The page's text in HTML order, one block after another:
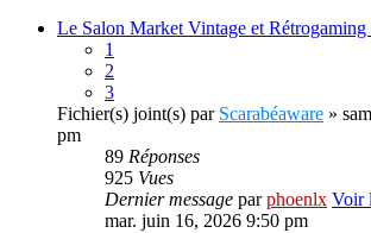
Le Salon Market Vintage et
1
2
3
Fichier(s) joint(s) par Scarabéaware »
pm
89 Réponses
925 Vues
Dernier message parphoenlx Voir
mar. juin 16, 2026 9:50 pm